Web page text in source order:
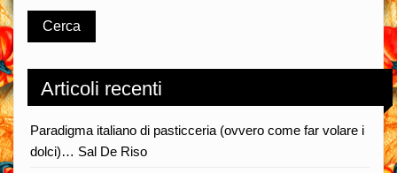
Articoli recenti
Paradigma italiano di pasticceria (ovvero come far volare i
dolci)… Sal De Riso